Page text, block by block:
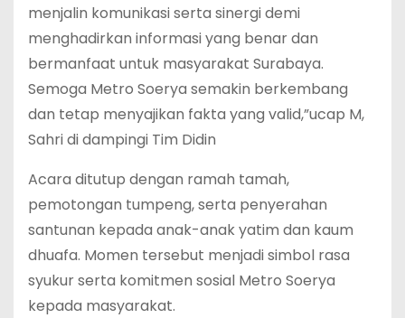
menjalin komunikasi serta sinergi demi
menghadirkan informasi yang benar dan
bermanfaat untuk masyarakat Surabaya.
Semoga Metro Soerya semakin berkembang
dan tetap menyajikan fakta yang valid,”ucap M,
Sahri di dampingi Tim Didin
Acara ditutup dengan ramah tamah,
pemotongan tumpeng, serta penyerahan
santunan kepada anak-anak yatim dan kaum
dhuafa. Momen tersebut menjadi simbol rasa
syukur serta komitmen sosial Metro Soerya
kepada masyarakat.